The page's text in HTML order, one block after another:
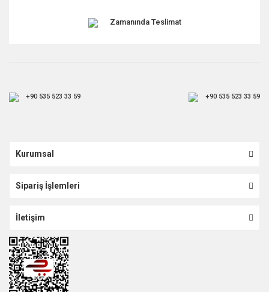
Zamanında Teslimat
+90 535 523 33 59 +90 535 523 33 59
Kurumsal
Sipariş İşlemleri
İletişim